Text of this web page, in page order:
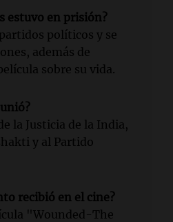
estuvo en prisión?
políticos y se
además de
sobre su vida.
la Justicia de la India,
y al Partido
recibió en el cine?
"Wounded-The